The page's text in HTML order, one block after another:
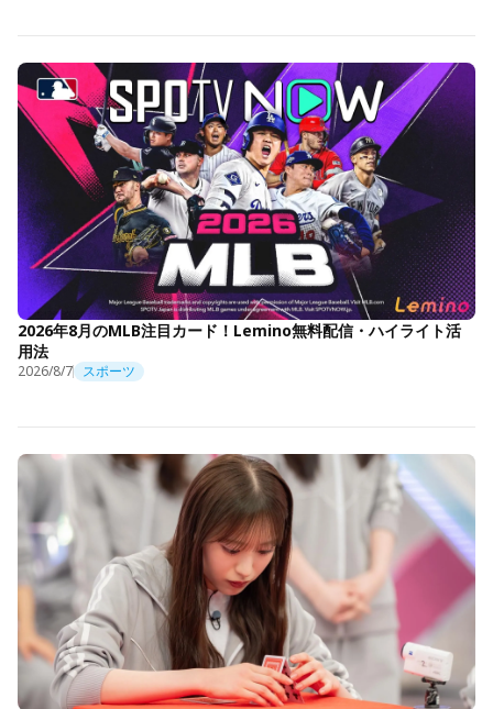
2026年8月のMLB注目カード！Lemino無料配信・ハイライト活
用法
2026/8/7 スポーツ